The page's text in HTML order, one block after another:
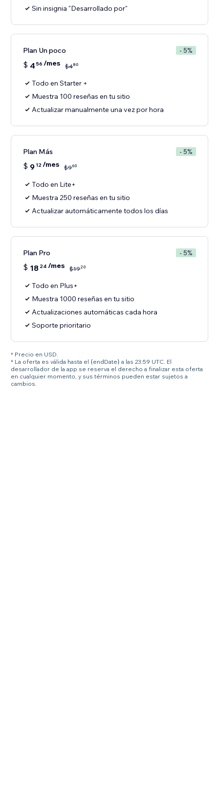
Sin insignia "Desarrollado por"
Plan Un poco - 5%
$ 4 56 /mes $480
Todo en Starter +
Muestra 100 reseñas en tu sitio
Actualizar manualmente una vez por hora
Plan Más - 5%
$ 9 12/mes $960
Todo en Lite+
Muestra 250 reseñas en tu sitio
Actualizar automáticamente todos los días
Plan Pro - 5%
$ 18 24 /mes $1920
Todo en Plus+
Muestra 1000 reseñas en tu sitio
Actualizaciones automáticas cada hora
Soporte prioritario
* Precio en USD.
* La oferta es válida hasta el {endDate} a las 23:59 UTC. El
desarrollador de la app se reserva el derecho a finalizar esta oferta
en cualquier momento, y sus términos pueden estar sujetos a
cambios.